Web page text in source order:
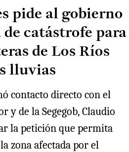
pide al gobierno
catástrofe para
de Los Ríos
lluvias
contacto directo con el
de la Segegob, Claudio
la petición que permita
zona afectada por el